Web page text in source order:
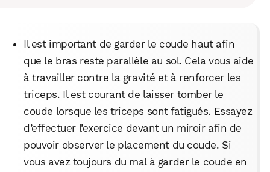
Il est important de garder le coude haut afin
que le bras reste parallèle au sol. Cela vous aide
à travailler contre la gravité et à renforcer les
triceps. Il est courant de laisser tomber le
coude lorsque les triceps sont fatigués. Essayez
d’effectuer l’exercice devant un miroir afin de
pouvoir observer le placement du coude. Si
vous avez toujours du mal à garder le coude en